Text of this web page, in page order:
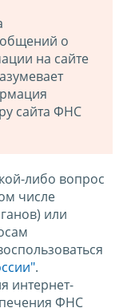
о
на сайте
сайта ФНС
либо вопрос
числе
или
.
интернет-
ФНС